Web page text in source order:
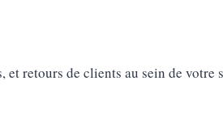
retours de clients au sein de votre